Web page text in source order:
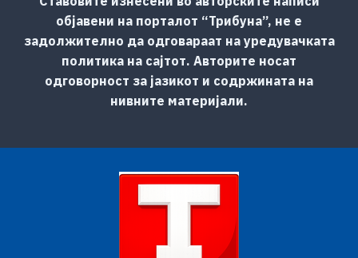
објавени на порталот “Трибуна”, не е
задолжително да одговараат на уредувачката
политика на сајтот. Авторите носат
одговорност за јазикот и содржината на
нивните материјали.